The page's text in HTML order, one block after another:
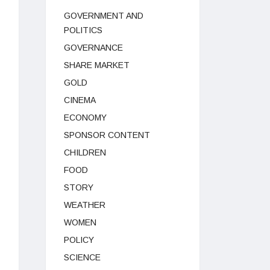
GOVERNMENT AND
POLITICS
GOVERNANCE
SHARE MARKET
GOLD
CINEMA
ECONOMY
SPONSOR CONTENT
CHILDREN
FOOD
STORY
WEATHER
WOMEN
POLICY
SCIENCE